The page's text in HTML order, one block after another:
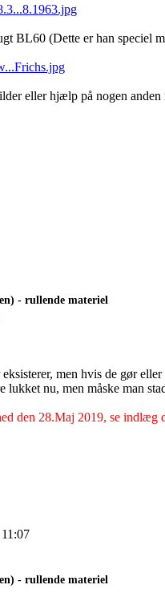
BL60 (Dette er han speciel
eller hjælp på nogen anden
- rullende materiel
men hvis de gør
lukket nu, men måske man
den 28.Maj 2019, se indlæg
- rullende materiel